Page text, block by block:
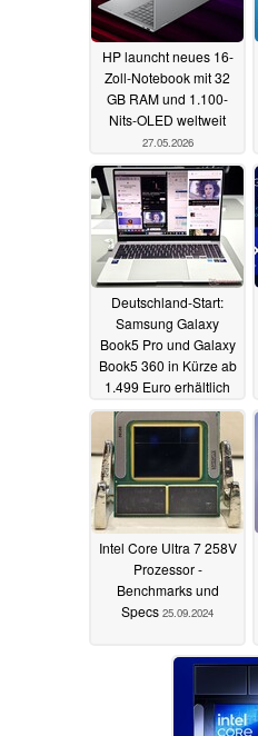
HP launcht neues 16-
Zoll-Notebook mit 32
GB RAM und 1.100-
Nits-OLED weltweit
27.05.2026
Deutschland-Start:
Samsung Galaxy
Book5 Pro und Galaxy
Book5 360 in Kürze ab
1.499 Euro erhältlich
09.01.2025
Intel Core Ultra 7 258V
Prozessor -
Benchmarks und
Specs 25.09.2024